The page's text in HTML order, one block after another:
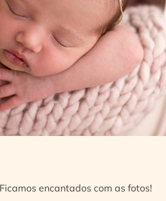
encantados com as fotos!